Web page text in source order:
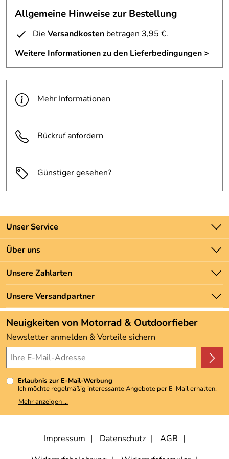
Material Boden: 50% Recycled Polypropylene
Warn-/Sicherheitshinweis:Nicht auf die Box stellen oder
setzen – Sturzgefahr. Box vorsichtig abstellen, verstauen
und transportieren. Box und/oder Inhalt können
herunterfallen und Verletzungen verursachen.
Erstickungsgefahr.
Abgebildeter Inhalt der Box ist nicht im Lieferumfang
Als Stück oder als 3er Set erhältlich
Hersteller: Samsonite -/ Gregory Samsonite Europe NV,
NV Westerring 17, B-9700 Oudenaarde Belgien,
Allgemeine Hinweise zur Bestellung
Die Versandkosten betragen 3,95 €.
Weitere Informationen zu den Lieferbedingungen >
Mehr Informationen
Rückruf anfordern
Günstiger gesehen?
Unser Service
Kontakt
Batteriegesetz
Newsletter
Zahlung und Versand
Über uns
Unsere Bestseller
Marken
Neu
Angebote
Kundenbewertungen (3.493)
4,9/5*****
Unsere Zahlarten
Unsere Versandpartner
Neuigkeiten von Motorrad & Outdoorfieber
Newsletter anmelden & Vorteile sichern
Erlaubnis zur E-Mail-Werbung
Ich möchte regelmäßig interessante Angebote per E-Mail erhalten.
Meine E-Mail-Adresse wird nicht an andere Unternehmen
weitergegeben. Zu statistischen Zwecken wird in anonymer Form
kann ich jederzeit mit Wirkung für die Zukunft widerrufen, indem ich
den Link "Abmelden" am Ende des Newsletters anklicke. Die
Mehr anzeigen ...
Impressum Datenschutz
AGB